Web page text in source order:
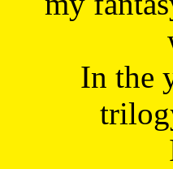
In the